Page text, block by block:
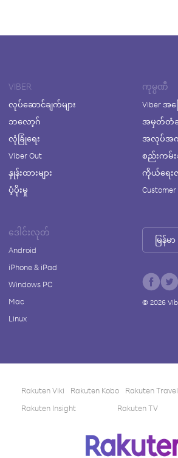
VIBER
လုပ်ဆောင်ချက်များ
ဘလော့ဂ်
လုံခြုံရေး
Viber Out
နှုန်းထားများ
ပံ့ပိုးမှု
ကုမ္ပဏီ
Viber အက
အမှတ်တံ
အလုပ်အကို
စည်းကမ်းခ
ကိုယ်ရေးလုံ
ဒေါင်းလုတ်
Android
iPhone & iPad
Windows PC
Mac
Linux
မြန်မာ
© 2026
Rakuten Viki Rakuten Kobo Rakuten Travel
Rakuten Insight
Rakuten TV